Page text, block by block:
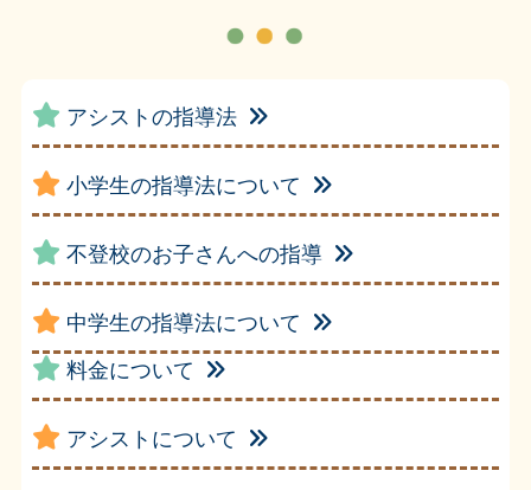
アシストの指導法
小学生の指導法について
不登校のお子さんへの指導
中学生の指導法について
料金について
アシストについて